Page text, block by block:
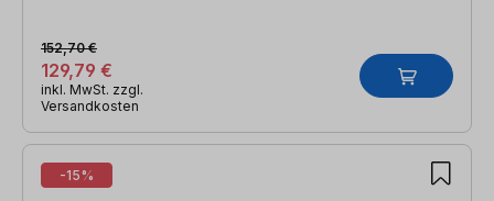
129,79 €
152,70 €
inkl. MwSt. zzgl.
Versandkosten
-15%